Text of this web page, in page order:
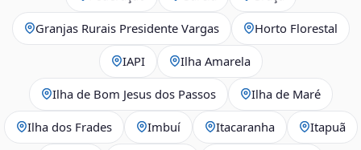
Granjas Rurais Presidente Vargas Horto Florestal
IAPI Ilha Amarela
Ilha de Bom Jesus dos Passos Ilha de Maré
Ilha dos Frades Imbuí Itacaranha Itapuã